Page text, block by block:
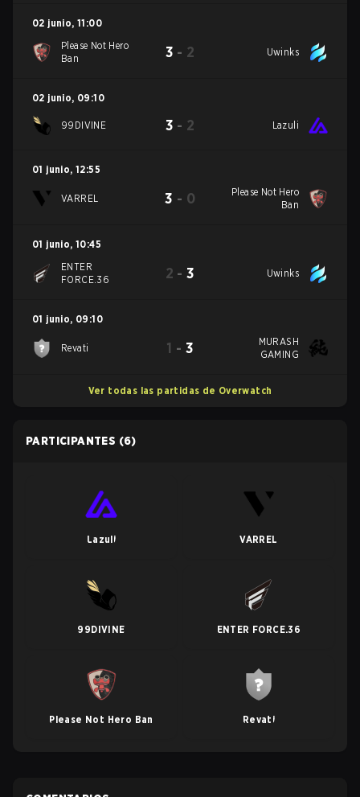
02 junio, 11:00
Please Not Hero
Ban
3 - 2 Uwinks
02 junio, 09:10
99DIVINE 3 - 2 Lazuli
01 junio, 12:55
VARREL 3 - 0
Please Not Hero
Ban
01 junio, 10:45
ENTER
FORCE.36
2 -3 Uwinks
01 junio, 09:10
Revati 1 - 3
MURASH
GAMING
Ver todas las partidas de Overwatch
PARTICIPANTES (6)
Lazuli VARREL
99DIVINE ENTER FORCE.36
Please Not Hero Ban Revati